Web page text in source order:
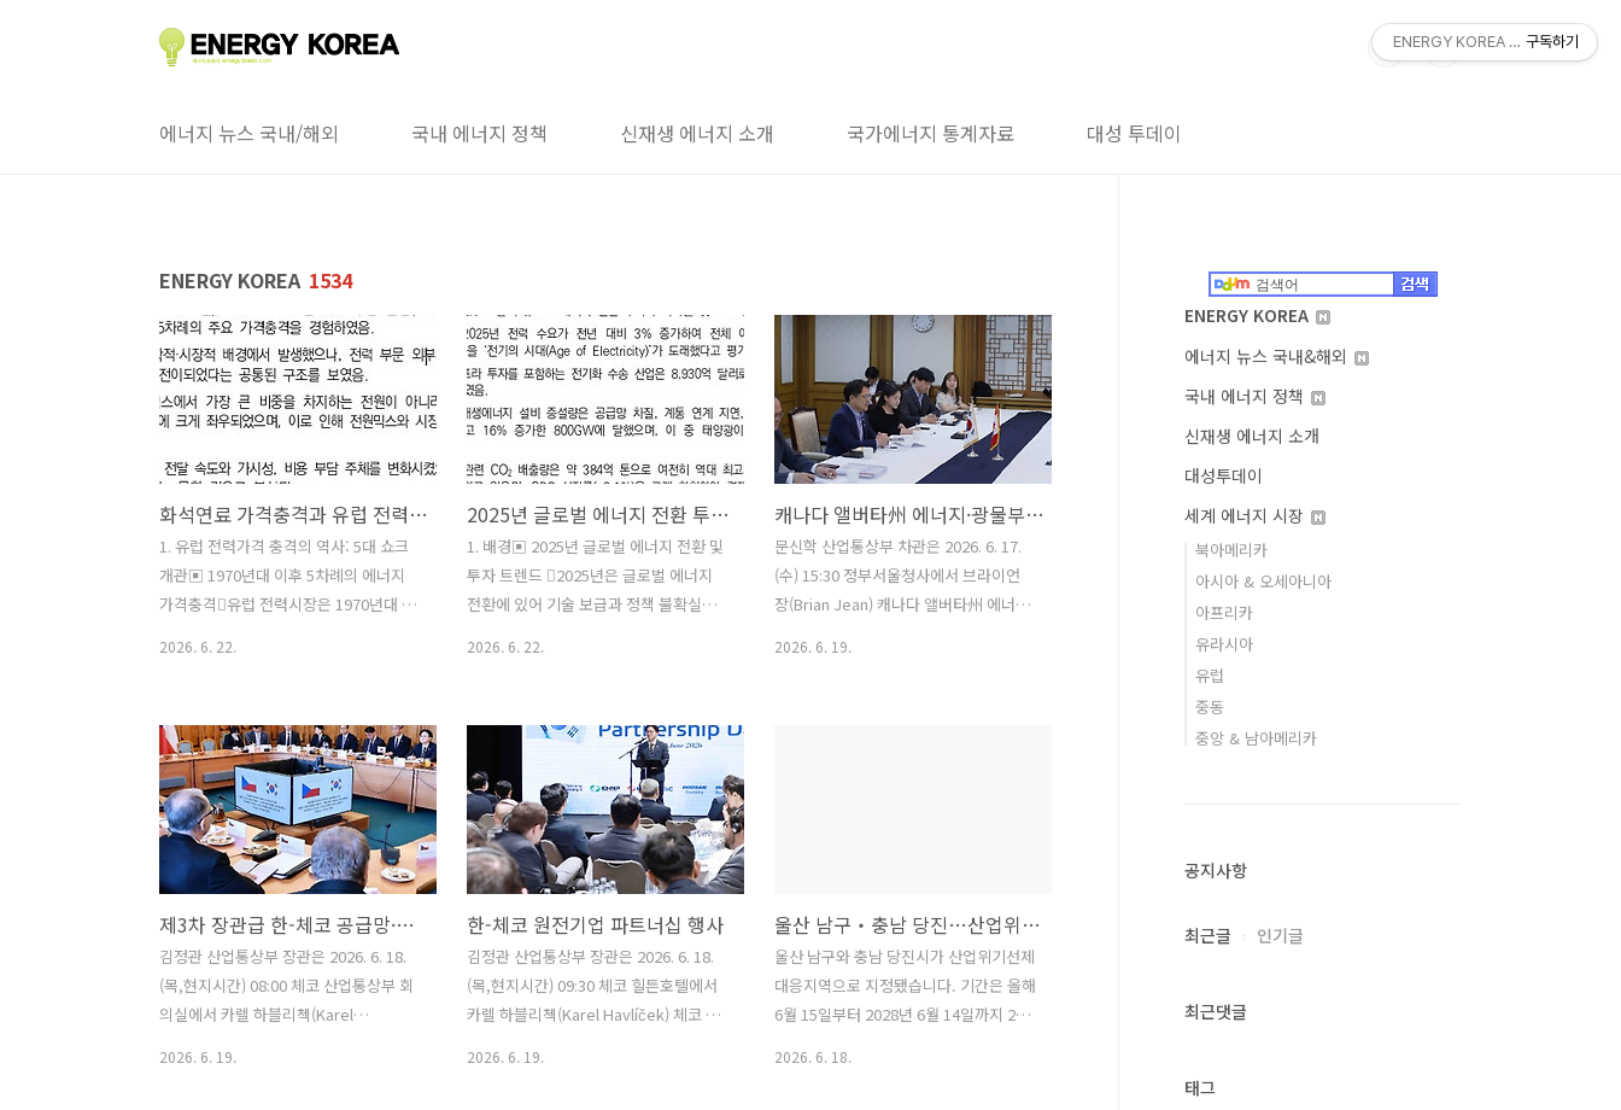
에너지 뉴스 국내/해외 국내 에너지 정책 신재생 에너지 소개 국가에너지 통계자료 대성 투데이
ENERGY KOREA 1534
화석연료 가격충격과 유럽 전력가격 변동성1
1. 유럽 전력가격 충격의 역사: 5대 쇼크
개관▣ 1970년대 이후 5차례의 에너지
가격충격유럽 전력시장은 1970년대 이
만 전력 부문 외부의 연료시장 충격이 전
력가격으로 전이된다는 공통된 구조를 보
였음. ‒ 다섯 차례의 가격충격은 모두 전
력 부문 내부의 사건이라기보다, 상류 연
료시장에서 발생한 충격이 한계발전원의
연료비를 통해 전력가격으로 전달된 사례
임. ‒ 전력시장 구조는 규제 독점체제에서
자유화된 도매시장, EU 통합 전력시장으
로 변화했지만, 특정 연료가 한계발전원
으로 작동할 경우 그 연료의 가격 변화가
전력가격에 큰 영향을 미치는 구조는 반
2026. 6. 22.
2025년 글로벌 에너지 전환 투자 동향과 한국에 대한 시사점
1. 배경▣ 2025년 글로벌 에너지 전환 및
투자 트렌드 2025년은 글로벌 에너지
전환에 있어 기술 보급과 정책 불확실성
너지 수익성 악화, 지정학적 갈등 심화 등
다중 역풍 속에서도 전 세계 에너지 전환
투자는 사상 최고치를 경신 ‒ 이는 에너지
전환의 구조적 모멘텀이 단기 정책 변동
에 쉽게 흔들리지 않음을 시사함. 본 고
는 블룸버그(BloombergNEF), 국제에너
지기구(IEA), 국제재생에너지기구
(IRENA) 등 주요기관의 최신 보고서를 종
합하여 2025년 글로벌 에너지 전환 투자
동향과 주요 기술의 보급 현황을 분석함.
‒ 이를 토대로 한국의 에너지 전환 정책에
2026. 6. 22.
캐나다 앨버타州 에너지·광물부 장관 면담
문신학 산업통상부 차관은 2026. 6. 17.
(수) 15:30 정부서울청사에서 브라이언
장(Brian Jean) 캐나다 앨버타州 에너지
2026. 6. 19.
제3차 장관급 한-체코 공급망·에너지 대화
김정관 산업통상부 장관은 2026. 6. 18.
(목,현지시간) 08:00 체코 산업통상부 회
의실에서 카렐 하블리첵(Karel
2026. 6. 19.
한-체코 원전기업 파트너십 행사
김정관 산업통상부 장관은 2026. 6. 18.
(목,현지시간) 09:30 체코 힐튼호텔에서
카렐 하블리첵(Karel Havlíček) 체코 산
2026. 6. 19.
울산 남구‧충남 당진…산업위기선제대응지역 지정
울산 남구와 충남 당진시가 산업위기선제
대응지역으로 지정됐습니다. 기간은 올해
6월 15일부터 2028년 6월 14일까지 2년
2026. 6. 18.
ENERGY KOREA
에너지 뉴스 국내&해외
국내 에너지 정책
신재생 에너지 소개
대성투데이
세계 에너지 시장
북아메리카
아시아 & 오세아니아
아프리카
유라시아
유럽
중동
중앙 & 남아메리카
공지사항
최근글 인기글
최근댓글
태그
ENERGY KOREA With DAESUNG
구독하기